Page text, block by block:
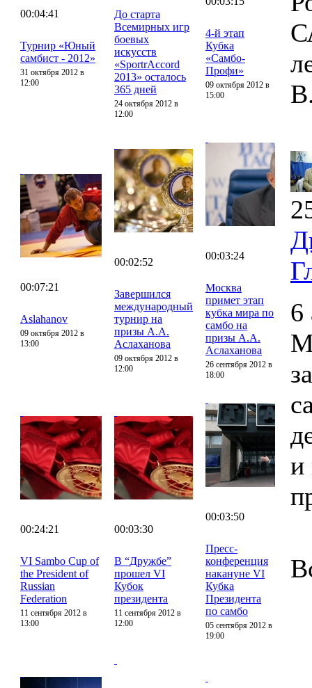
00:04:41
Турнир «Юный
самбист - 2012»
31 октября 2012 в
12:00
До старта
Всемирных игр
боевых
искусств
«SportrAccord
2013» осталось
365 дней
24 октября 2012 в
12:00
4-й этап
Кубка
«Самбо-
Профи»
09 октября 2012 в
15:00
00:07:21
Aslahanov
09 октября 2012 в
13:00
00:02:52
Завершился
международный
турнир на
призы А.А.
Аслаханова
09 октября 2012 в
12:00
00:03:24
Москва
примет этап
кубка мира по
самбо на
призы А.А.
Аслаханова
26 сентября 2012 в
18:00
00:24:21
VI Sambo Cup of
the President of
Russian
Federation
11 сентября 2012 в
13:00
00:03:30
В “Дружбе”
прошел VI
Кубок
президента
11 сентября 2012 в
12:00
00:03:50
Пресс-
конференция
накануне VI
Кубка
Президента
по самбо
05 сентября 2012 в
19:00
6
и